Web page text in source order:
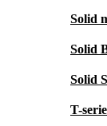
Solid
Solid
Solid
T-